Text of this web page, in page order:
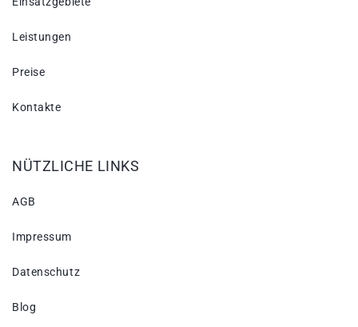
Leistungen
Preise
Kontakte
NÜTZLICHE LINKS
AGB
Impressum
Datenschutz
Blog